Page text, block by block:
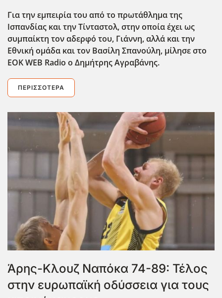
Για την εμπειρία του από το πρωτάθλημα της
Ισπανδίας και την Τίνταστολ, στην οποία έχει ως
συμπαίκτη τον αδερφό του, Γιάννη, αλλά και την
Εθνική ομάδα και τον Βασίλη Σπανούλη, μίλησε στο
EOKWEB Radio ο Δημήτρης Αγραβάνης.
ΠΕΡΙΣΣΌΤΕΡΑ
Άρης-Κλουζ Ναπόκα 74-89: Τέλος
στην ευρωπαϊκή οδύσσεια για τους